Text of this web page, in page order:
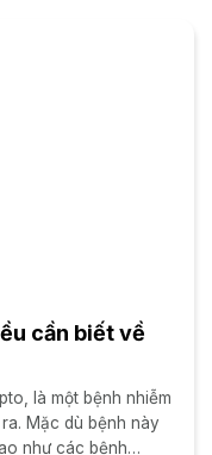
cần biết về
là một bệnh nhiễm
Mặc dù bệnh này
như các bệnh